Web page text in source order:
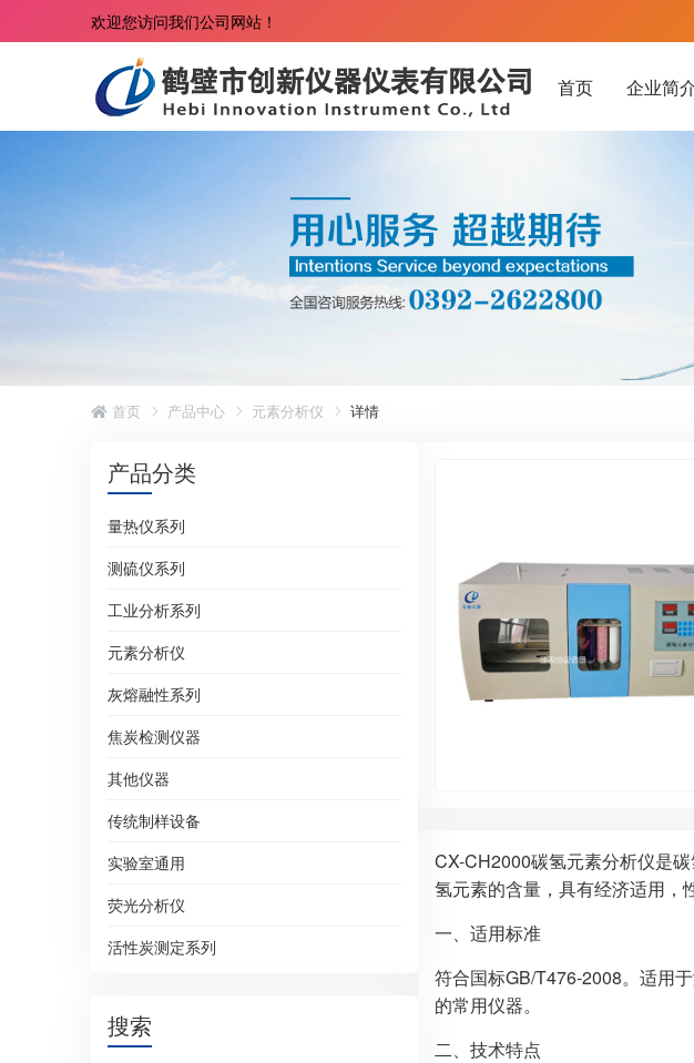
欢迎您访问我们公司网站！
首页 企业简
首页 产品中心 元素分析仪 详情
产品分类
量热仪系列
测硫仪系列
工业分析系列
元素分析仪
灰熔融性系列
焦炭检测仪器
其他仪器
传统制样设备
实验室通用
荧光分析仪
活性炭测定系列
搜索
CX-CH2000碳氢元素分析仪是
氢元素的含量，具有经济适用，
一、适用标准
符合国标GB/T476-2008。适用
的常用仪器。
二、技术特点